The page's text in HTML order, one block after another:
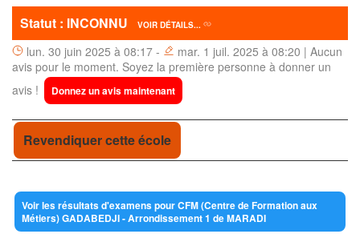
Statut : INCONNU VOIR DÉTAILS...
lun. 30 juin 2025 à 08:17 -
mar. 1 juil. 2025 à 08:20 | Aucun
avis pour le moment. Soyez la première personne à donner un
avis !
Donnez un avis maintenant
Revendiquer cette école
Voir les résultats d'examens pour CFM (Centre de Formation aux
Métiers) GADABEDJI - Arrondissement 1 de MARADI